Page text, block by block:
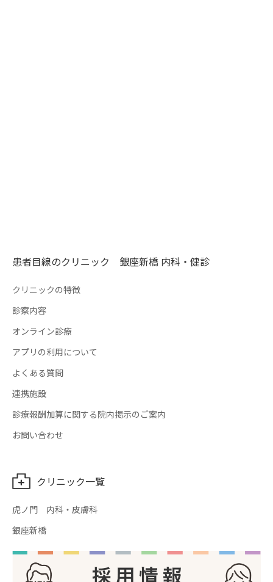
患者目線のクリニック 銀座新橋 内科・健診
クリニックの特徴
診察内容
オンライン診療
アプリの利用について
よくある質問
連携施設
診療報酬加算に関する院内掲示のご案内
お問い合わせ
クリニック一覧
虎ノ門 内科・皮膚科
銀座新橋